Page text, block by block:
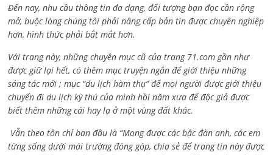
Đến nay, nhu cầu thông tin đa dạng, đối tượng bạn đọc cần rộng
mở, buộc lòng chúng tôi phải nâng cấp bản tin được chuyên nghiệp
hơn, hình thức phải bắt mắt hơn.
Với trang này, những chuyên mục cũ của trang 71.com gần như
được giữ lại hết, có thêm mục truyện ngắn để giới thiệu những
sáng tác mới ; mục “du lịch hàm thụ” để mọi người được giới thiệu
chuyến đi du lịch kỳ thú của mình hồi năm xưa để độc giả được
biết thêm những cái hay lạ ở một vùng đất khác.
Vẫn theo tôn chỉ ban đầu là “Mong được các bậc đàn anh, các em
từng sống dưới mái trường đóng góp, chia sẻ để trang tin này được